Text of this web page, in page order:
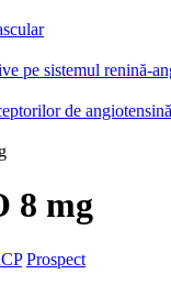
pe sistemul renină-
de
8 mg
Prospect